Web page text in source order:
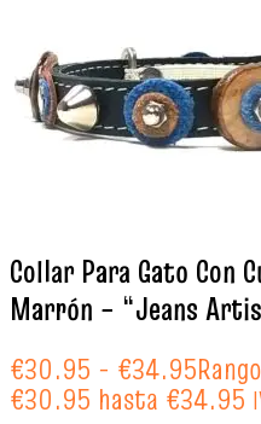
Collar Para Gato Con
Marrón – “Jeans
€30.95 - €34.95
€30.95 hasta €34.95